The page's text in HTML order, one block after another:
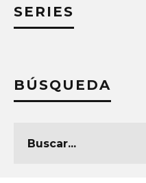
SERIES
BÚSQUEDA